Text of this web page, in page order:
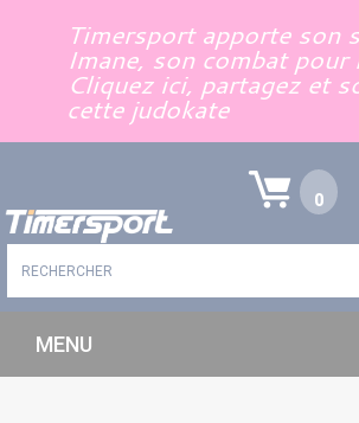
Timersport apporte son
Imane, son combat pour
Cliquez ici, partagez et
cette judokate
0
MENU